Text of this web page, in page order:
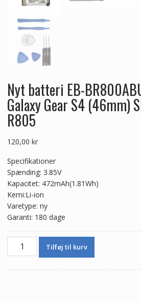
Nyt batteri EB-
Galaxy Gear S4 (46mm)
R805
120,00 kr
Specifikationer
Spænding: 3.85V
Kapacitet: 472mAh(1.81Wh)
Kemi:Li-ion
Varetype: ny
Garanti: 180 dage
batteri
Tilføj til kurv